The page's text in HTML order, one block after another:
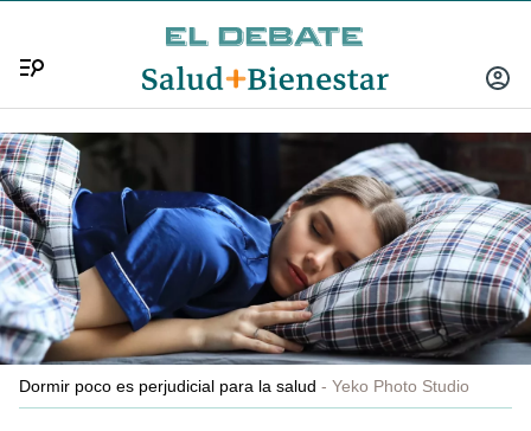
INICIAR
Dormir poco es perjudicial para la salud Yeko Photo Studio